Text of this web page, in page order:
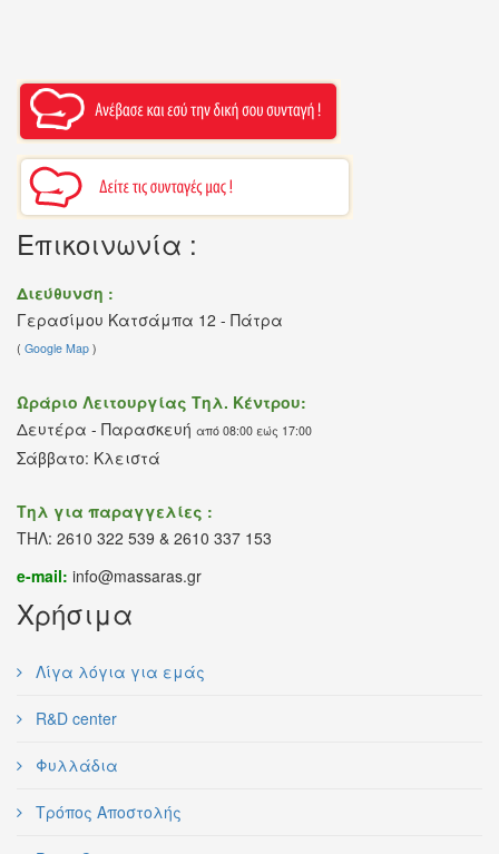
Επικοινωνία :
Διεύθυνση :
Γερασίμου Κατσάμπα 12 - Πάτρα
( Google Map )
Ωράριο Λειτουργίας Τηλ. Κέντρου:
Δευτέρα - Παρασκευή από 08:00 εώς 17:00
Σάββατο: Κλειστά
Τηλ για παραγγελίες :
ΤΗΛ: 2610 322 539 & 2610 337 153
e-mail: info@massaras.gr
Χρήσιμα
Λίγα λόγια για εμάς
R&D center
Φυλλάδια
Τρόπος Αποστολής